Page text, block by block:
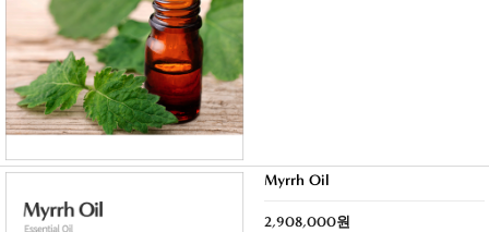
Myrrh Oil
2,908,000원